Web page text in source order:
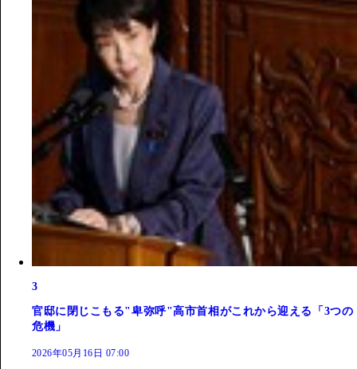
3
官邸に閉じこもる"卑弥呼"高市首相がこれから迎える「3つの
危機」
2026年05月16日 07:00